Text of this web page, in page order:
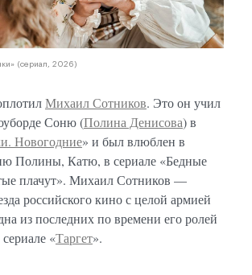
(сериал, 2026)
Михаил Сотников. Это он учил
Соню (Полина Денисова) в
Новогодние» и был влюблен в
Полины, Катю, в сериале «Бедные
плачут». Михаил Сотников —
российского кино с целой армией
из последних по времени его ролей
«Таргет».